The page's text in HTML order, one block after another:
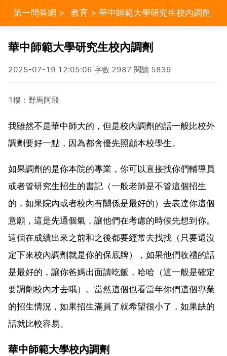
第一問答網 > 教育 > 華中師範大學研究生校內調劑
華中師範大學研究生校內調劑
2025-07-19 12:05:06 字數 2987 閱讀 5839
1樓：野馬阿飛
我雖然不是華中師大的，但是校內調劑的話一般比校外
調劑要好一點，因為都會優先照顧本校學生。
如果調劑的是你本院的專業，你可以直接找你們輔導員
或者管研究生招生的書記（一般老師是不管這個招生
的，如果院內或者校內有關係是最好的）去表達你這個
意願，這是先通個氣，讓他們在考慮的時候先想到你。
這個在成績出來之前和之後都要經常去找找（只要還沒
定下來校內調劑就是你的保底牌），如果他們收禮的話
是最好的，讓你爸媽出面請吃飯，哈哈（這一般是確定
要調劑校內才去哦）。當然這個也看當年你們這個專業
的招生情況，如果招生滿員了就希望很小了，如果缺的
話就比較容易。
華中師範大學校內調劑